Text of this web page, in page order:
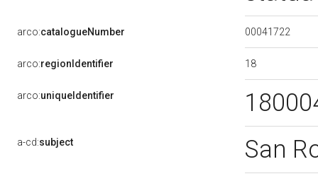
arco:catalogueNumber 00041722
arco:regionIdentifier 18
arco:uniqueIdentifier
a-cd:subject San